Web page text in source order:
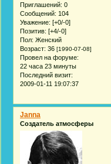
Приглашений: 0
Сообщений: 104
Уважение: [+0/-0]
Позитив: [+4/-0]
Пол: Женский
Возраст: 36 [1990-07-08]
Провел на форуме:
22 часа 23 минуты
Последний визит:
2009-01-11 19:07:37
Janna
Создатель атмосферы